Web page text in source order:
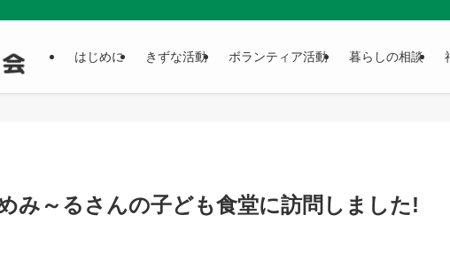
はじめに きずな活動 ボランティア活動 暮らしの相談
み～るさんの子ども食堂に訪問しました!